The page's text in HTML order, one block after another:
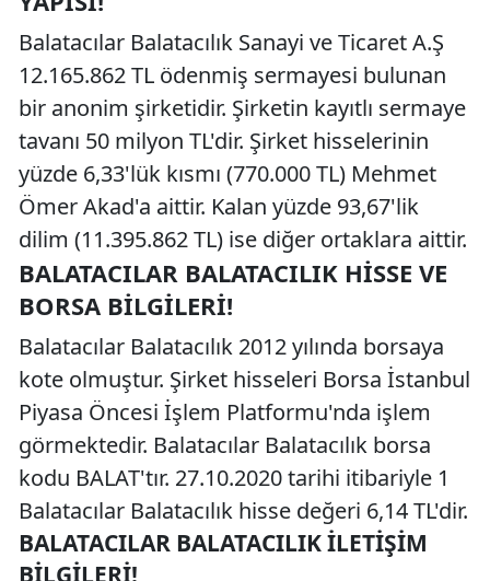
Balatacılar Balatacılık Sanayi ve Ticaret A.Ş
12.165.862 TL ödenmiş sermayesi bulunan
bir anonim şirketidir. Şirketin kayıtlı sermaye
tavanı 50 milyon TL'dir. Şirket hisselerinin
yüzde 6,33'lük kısmı (770.000 TL) Mehmet
Ömer Akad'a aittir. Kalan yüzde 93,67'lik
dilim (11.395.862 TL) ise diğer ortaklara aittir.
BALATACILAR BALATACILIK HISSE VE
BORSA BILGILERI!
Balatacılar Balatacılık 2012 yılında borsaya
kote olmuştur. Şirket hisseleri Borsa İstanbul
Piyasa Öncesi İşlem Platformu'nda işlem
görmektedir. Balatacılar Balatacılık borsa
kodu BALAT'tır. 27.10.2020 tarihi itibariyle 1
Balatacılar Balatacılık hisse değeri 6,14 TL'dir.
BALATACILAR BALATACILIK İLETIŞIM
BILGILERI!